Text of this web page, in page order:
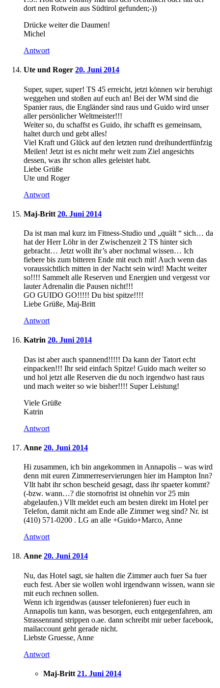
dort nen Rotwein aus Südtirol gefunden;-))
Drücke weiter die Daumen!
Michel
Antwort
Ute und Roger 20. Juni 2014
Super, super, super! TS 45 erreicht, jetzt können wir beruhigt
weggehen und stoßen auf euch an! Bei der WM sind die
Spanier raus, die Engländer sind raus und Guido wird unser
aller persönlicher Weltmeister!!!
Weiter so, du schaffst es Guido, ihr schafft es gemeinsam,
haltet durch und gebt alles!
Viel Kraft und Glück auf den letzten rund dreihundertfünfzig
Meilen! Jetzt ist es nicht mehr weit zum Ziel angesichts
dessen, was ihr schon alles geleistet habt.
Liebe Grüße
Ute und Roger
Antwort
Maj-Britt 20. Juni 2014
Da ist man mal kurz im Fitness-Studio und „quält “ sich… da
hat der Herr Löhr in der Zwischenzeit 2 TS hinter sich
gebracht… Jetzt wollt ihr’s aber nochmal wissen… Ich
fiebere bis zum bitteren Ende mit euch mit! Auch wenn das
voraussichtlich mitten in der Nacht sein wird! Macht weiter
so!!!! Sammelt alle Reserven und Energien und vergesst vor
lauter Adrenalin die Pausen nicht!!!
GO GUIDO GO!!!!! Du bist spitze!!!!
Liebe Grüße, Maj-Britt
Antwort
Katrin 20. Juni 2014
Das ist aber auch spannend!!!!! Da kann der Tatort echt
einpacken!!! Ihr seid einfach Spitze! Guido mach weiter so
und hol jetzt alle Reserven die du noch irgendwo hast raus
und mach weiter so wie bisher!!!! Super Leistung!
Viele Grüße
Katrin
Antwort
Anne 20. Juni 2014
Hi zusammen, ich bin angekommen in Annapolis – was wird
denn mit euren Zimmerreservierungen hier im Hampton Inn?
Vllt habt ihr schon bescheid gesagt, dass ihr spaeter kommt?
(-bzw. wann…? die stornofrist ist ohnehin vor 25 min
abgelaufen.) Vllt meldet euch am besten direkt im Hotel per
Telefon, damit nicht am Ende alle Zimmer weg sind? Nr. ist
(410) 571-0200 . LG an alle +Guido+Marco, Anne
Antwort
Anne 20. Juni 2014
Nu, das Hotel sagt, sie halten die Zimmer auch fuer Sa fuer
euch fest. Aber sie wollen wohl irgendwann wissen, wann sie
mit euch rechnen sollen.
Wenn ich irgendwas (ausser telefonieren) fuer euch in
Annapolis tun kann, was besorgen, euch entgegenfahren, am
Strassenrand strippen o.ae. dann schreibt mir ueber facebook,
mailaccount geht gerade nicht.
Liebste Gruesse, Anne
Antwort
Maj-Britt 21. Juni 2014